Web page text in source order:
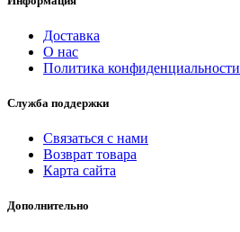
Доставка
О нас
Политика конфиденциальности
Служба поддержки
Связаться с нами
Возврат товара
Карта сайта
Дополнительно